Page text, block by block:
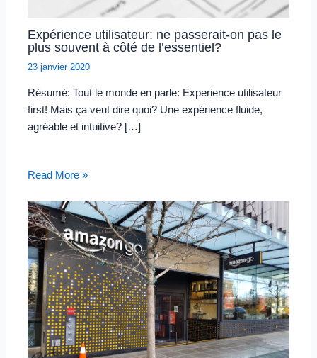
Expérience utilisateur: ne passerait-on pas le
plus souvent à côté de l’essentiel?
23 janvier 2020
Résumé: Tout le monde en parle: Experience utilisateur
first! Mais ça veut dire quoi? Une expérience fluide,
agréable et intuitive? […]
Read More »